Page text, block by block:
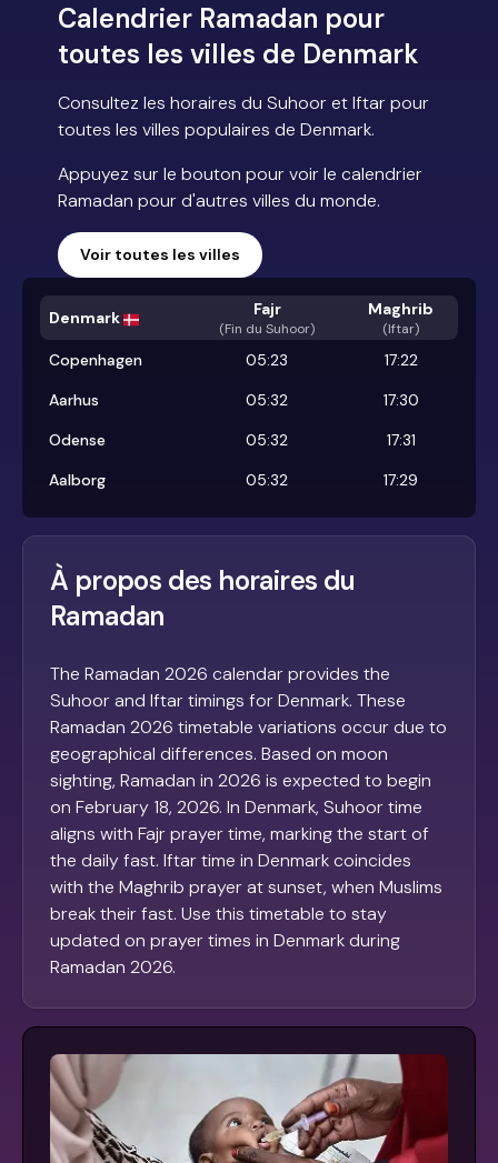
Calendrier Ramadan pour
toutes les villes de Denmark
Consultez les horaires du Suhoor et Iftar pour
toutes les villes populaires de Denmark.
Appuyez sur le bouton pour voir le calendrier
Ramadan pour d'autres villes du monde.
Voir toutes les villes
Denmark Fajr
(Fin du Suhoor)
Maghrib
(Iftar)
Copenhagen 05:23
17:22
Aarhus
05:32
17:30
Odense
05:32
17:31
Aalborg
05:32 17:29
À propos des horaires du
Ramadan
The Ramadan 2026 calendar provides the
Suhoor and Iftar timings for Denmark. These
Ramadan 2026 timetable variations occur due to
geographical differences. Based on moon
sighting, Ramadan in 2026 is expected to begin
on February 18, 2026. In Denmark, Suhoor time
aligns with Fajr prayer time, marking the start of
the daily fast. Iftar time in Denmark coincides
with the Maghrib prayer at sunset, when Muslims
break their fast. Use this timetable to stay
updated on prayer times in Denmark during
Ramadan 2026.